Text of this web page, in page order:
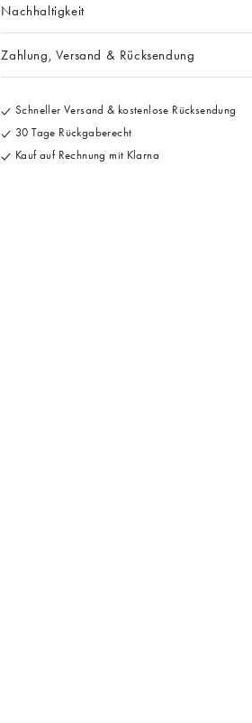
Nachhaltigkeit
Zahlung, Versand & Rücksendung
Schneller Versand & kostenlose Rücksendung
30 Tage Rückgaberecht
Kauf auf Rechnung mit Klarna